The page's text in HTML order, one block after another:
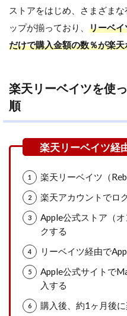
ストアをはじめ、さまざま
ップが揃っており、 リーベ
だけで購入金額の数％が楽
楽天リーベイツを使
順
楽天リーベイツ（
楽天アカウントでロ
Apple公式ストア（
クする
リーベイツ経由で
Apple公式サイトで
入する
購入後、約1ヶ月後